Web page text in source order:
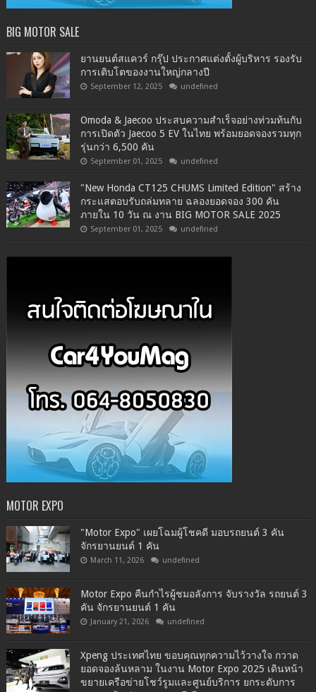
BIG MOTOR SALE
ยานยนต์สแควร์ กรุ๊ป ประกาศแต่งตั้งผู้บริหาร รองรับ
การเติบโตของงานใหญ่กลางปี
September 12, 2025 undefined
Omoda & Jaecoo ประสบความสำเร็จอย่างท่วมท้นกับ
การเปิดตัว Jaecoo 5 EV ในไทย พร้อมยอดจองรวมทุก
รุ่นกว่า 6,500 คัน
September 01, 2025 undefined
"New Honda CT125 CHUMS Limited Edition" สร้าง
กระแสตอบรับถล่มทลาย ฉลองยอดจอง 300 คัน
ภายใน 10 วัน ณ งาน BIG MOTOR SALE 2025
September 01, 2025 undefined
MOTOR EXPO
"Motor Expo" เผยโฉมผู้โชคดี มอบรถยนต์ 3 คัน
จักรยานยนต์ 1 คัน
March 11, 2026 undefined
Motor Expo คืนกำไรผู้ชมอลังการ จับรางวัล รถยนต์ 3
คัน จักรยานยนต์ 1 คัน
January 21, 2026 undefined
Xpeng ประเทศไทย ขอบคุณทุกความไว้วางใจ กวาด
ยอดจองล้นหลาม ในงาน Motor Expo 2025 เดินหน้า
ขยายเครือข่ายโชว์รูมและศูนย์บริการ ยกระดับการ